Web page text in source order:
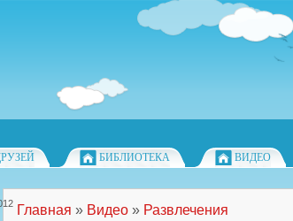
БИБЛИОТЕКА ВИДЕО
Главная » Видео » Развлечения